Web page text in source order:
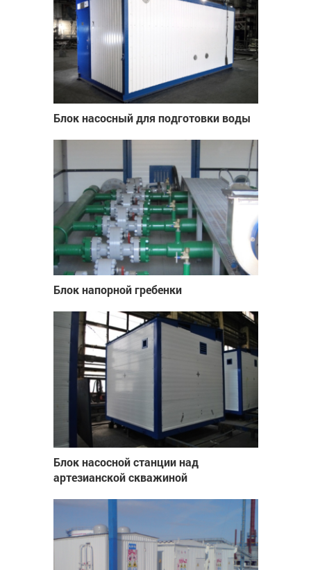
Блок насосный для подготовки воды
Блок напорной гребенки
Блок насосной станции над
артезианской скважиной